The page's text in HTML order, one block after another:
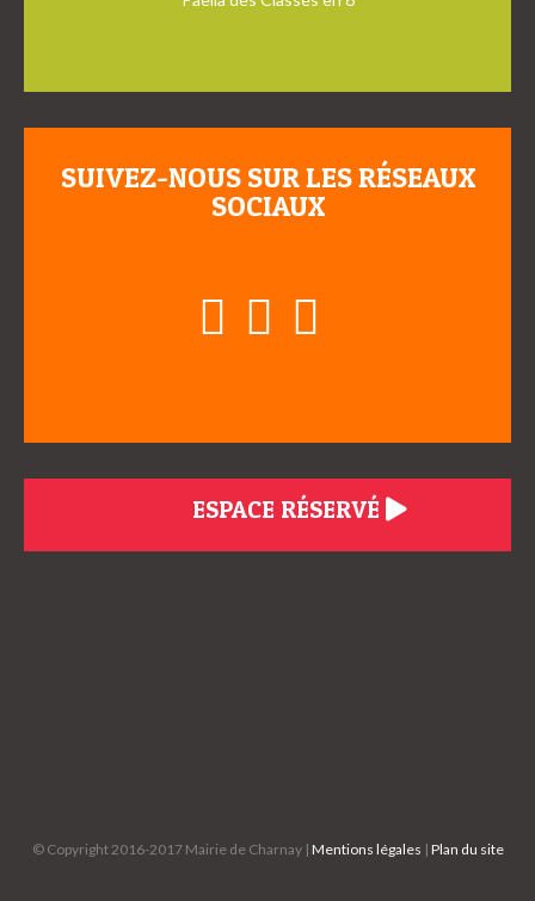
SUIVEZ-NOUS SUR LES RÉSEAUX
SOCIAUX
ESPACE RÉSERVÉ
© Copyright 2016-2017 Mairie de Charnay | Mentions légales | Plan du site